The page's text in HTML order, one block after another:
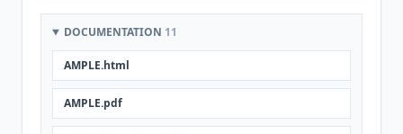
DOCUMENTATION 11
AMPLE.html
AMPLE.pdf